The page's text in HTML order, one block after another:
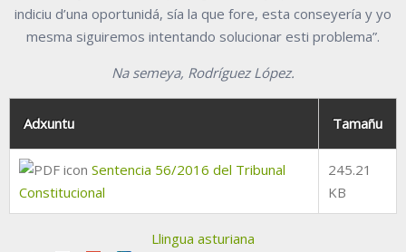
indiciu d’una oportunidá, sía la que fore, esta conseyería y yo
mesma siguiremos intentando solucionar esti problema”.
Na semeya, Rodríguez López.
Adxuntu Tamañu
Sentencia 56/2016 del Tribunal
Constitucional
245.21
KB
Llingua asturiana